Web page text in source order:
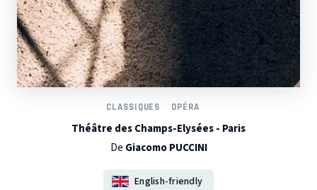
CLASSIQUES OPÉRA
Théâtre des Champs-Elysées - Paris
De Giacomo PUCCINI
English-friendly